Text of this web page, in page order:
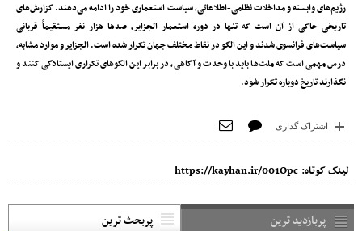
رژیم‌های وابسته و مداخلات نظامی-اطلاعاتی، سیاست استعماری خود را ادامه می‌دهند. گزارش‌های
تاریخی حاکی از آن است که تنها در دوره استعمار الجزایر، صدها هزار نفر مستقیماً قربانی
سیاست‌های فرانسوی شدند و این الگو در نقاط مختلف جهان تکرار شده است. الجزایر و موارد مشابه،
درس مهمی است که ملت‌ها باید با وحدت و آگاهی، در برابر این الگوهای تکراری ایستادگی کنند و
نگذارند تاریخ دوباره تکرار شود.
اشتراک گذاری
لینک کوتاه: https://kayhan.ir/001Opc
پربازدید ترین پربحث ترین